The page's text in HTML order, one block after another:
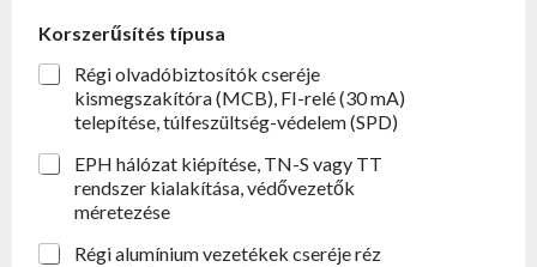
Korszerűsítés típusa
Régi olvadóbiztosítók cseréje
kismegszakítóra (MCB), FI-relé (30 mA)
telepítése, túlfeszültség-védelem (SPD)
EPH hálózat kiépítése, TN-S vagy TT
rendszer kialakítása, védővezetők
méretezése
Régi alumínium vezetékek cseréje réz